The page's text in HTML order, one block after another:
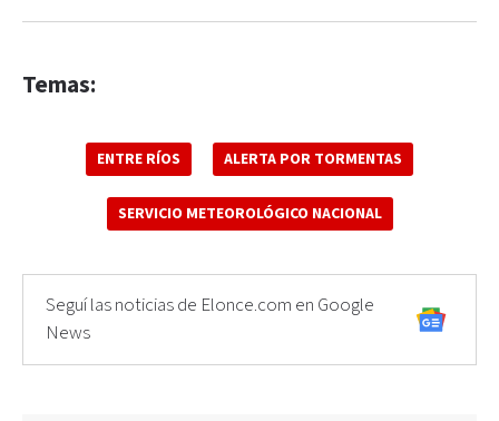
Temas:
ENTRE RÍOS ALERTA POR TORMENTAS
SERVICIO METEOROLÓGICO NACIONAL
Seguí las noticias de Elonce.com en Google
News